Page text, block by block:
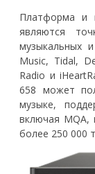
Платформа и
являются
музыкальных
Music, Tidal,
Radio и
658 может
музыке,
включая MQA,
более 250 000